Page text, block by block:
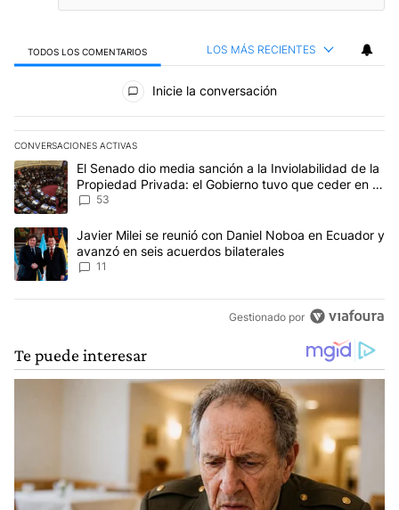
TODOS LOS COMENTARIOS LOS MÁS RECIENTES
Todos los comentarios
Inicie la conversación
CONVERSACIONES ACTIVAS
Este listado muestra los artículos con más comentarios en los
Un artículo de tendencia con el título "El Senado dio media
El Senado dio media sanción a la Inviolabilidad de la
Propiedad Privada: el Gobierno tuvo que ceder en la
Ley del Manejo del Fuego
53
Un artículo de tendencia con el título "Javier Milei se reunió con
Javier Milei se reunió con Daniel Noboa en Ecuador y
avanzó en seis acuerdos bilaterales
11
Gestionado por